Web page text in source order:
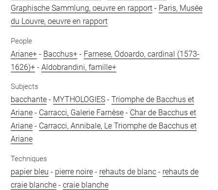
Graphische Sammlung, oeuvre en rapport - Paris, Musée
du Louvre, oeuvre en rapport
People
Ariane+ - Bacchus+ - Farnese, Odoardo, cardinal (1573-
1626)+ -Aldobrandini, famille+
Subjects
bacchante - MYTHOLOGIES -Triomphe de Bacchus et
Ariane - Carracci, Galerie Farnèse - Char de Bacchus et
Ariane - Carracci, Annibale, Le Triomphe de Bacchus et
Ariane
Techniques
papier bleu - pierre noire - rehauts de blanc - rehauts de
craie blanche -craie blanche